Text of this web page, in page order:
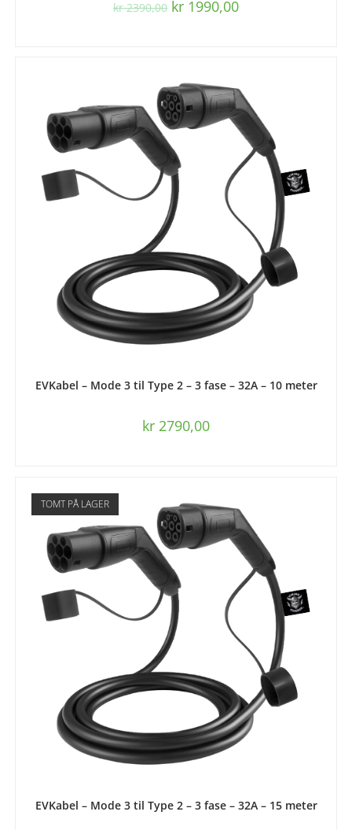
kr2390,00 kr 1990,00
EVKabel – Mode 3 til Type 2 – 3 fase – 32A – 10 meter
kr 2790,00
TOMT PÅ LAGER
EVKabel – Mode 3 til Type 2 – 3 fase – 32A – 15 meter